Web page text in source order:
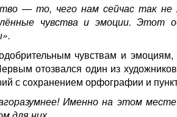
— то, чего нам сейчас так
чувства и эмоции. Этот
чувствам и
отозвался один из
с сохранением орфографии и
Именно на этом